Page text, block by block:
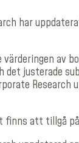
har
av
det justerade
Research
finns att tillgå